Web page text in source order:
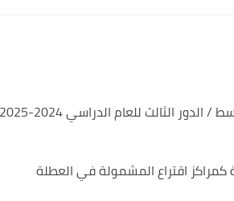
الثالث للعام الدراسي 2024-2025
اقتراع المشمولة في العطلة